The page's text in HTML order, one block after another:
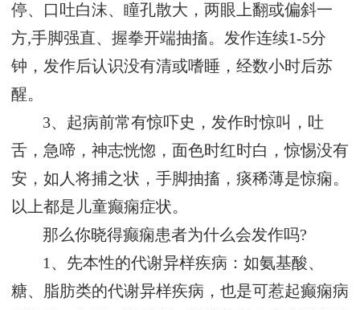
停、口吐白沫、瞳孔散大，两眼上翻或偏斜一
方,手脚强直、握拳开端抽搐。发作连续1-5分
钟，发作后认识没有清或嗜睡，经数小时后苏
醒。
3、起病前常有惊吓史，发作时惊叫，吐
舌，急啼，神志恍惚，面色时红时白，惊惕没有
安，如人将捕之状，手脚抽搐，痰稀薄是惊痫。
以上都是儿童癫痫症状。
那么你晓得癫痫患者为什么会发作吗?
1、先本性的代谢异样疾病：如氨基酸、
糖、脂肪类的代谢异样疾病，也是可惹起癫痫病